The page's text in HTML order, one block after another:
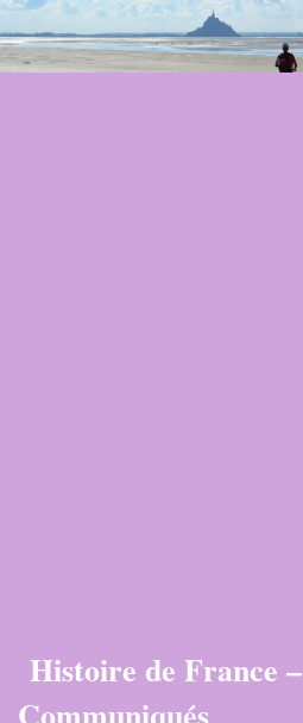
Histoire de France –